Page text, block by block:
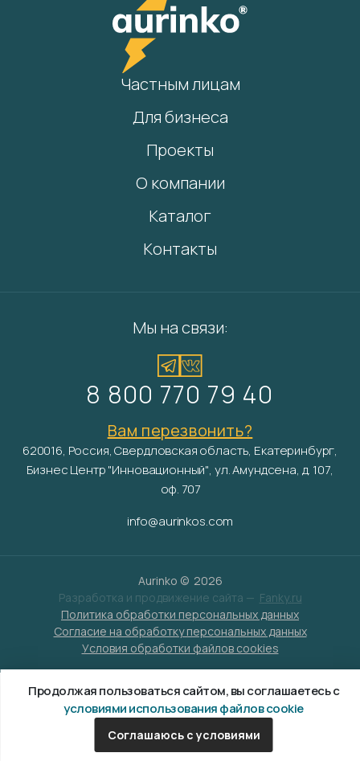
Частным лицам
Для бизнеса
Проекты
О компании
Каталог
Контакты
Мы на связи:
8 800 770 79 40
Вам перезвонить?
620016, Россия, Свердловская область, Екатеринбург,
Бизнес Центр "Инновационный", ул. Амундсена, д. 107,
оф. 707
info@aurinkos.com
Aurinko © 2026
Разработка и продвижение сайта — Fanky.ru
Политика обработки персональных данных
Согласие на обработку персональных данных
Условия обработки файлов cookies
Продолжая пользоваться сайтом, вы соглашаетесь с
условиями использования файлов cookie
Соглашаюсь с условиями